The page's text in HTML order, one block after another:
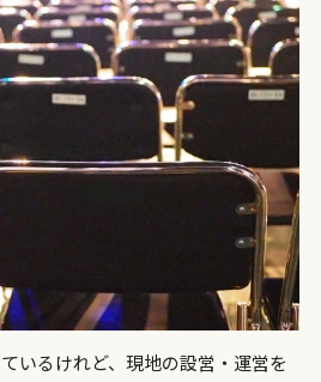
いるけれど、現地の設営・運営を